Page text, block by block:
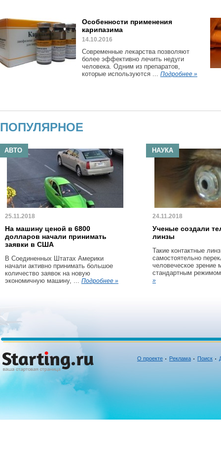
Особенности применения
карипазима
14.10.2016
Современные лекарства позволяют
более эффективно лечить недуги
человека. Одним из препаратов,
которые используются ... Подробнее »
ПОПУЛЯРНОЕ
АВТО
25.11.2018
На машину ценой в 6800
долларов начали принимать
заявки в США
В Соединенных Штатах Америки
начали активно принимать большое
количество заявок на новую
экономичную машину, ... Подробнее »
НАУКА
24.11.2018
Ученые создали
линзы
Такие контактные
самостоятельно
человеческое зрение
стандартным
»
О проекте Реклама Поиск